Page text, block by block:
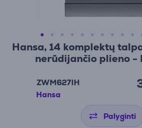
Hansa, 14 komplektų
nerūdijančio plieno -
ZWM627IH
Hansa
Palyginti